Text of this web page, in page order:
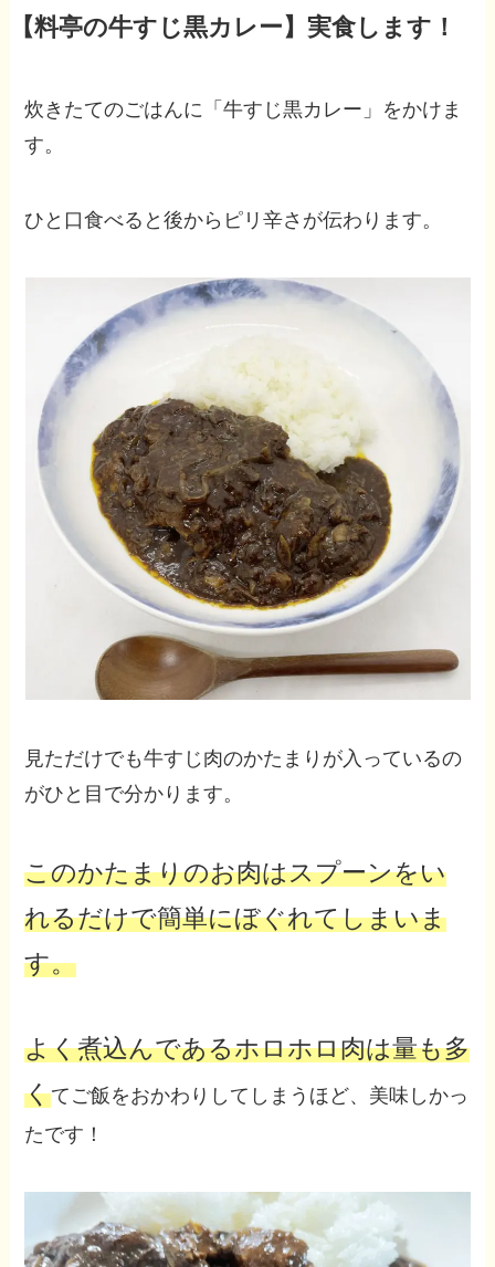
【料亭の牛すじ黒カレー】実食します！
炊きたてのごはんに「牛すじ黒カレー」をかけま
す。
ひと口食べると後からピリ辛さが伝わります。
見ただけでも牛すじ肉のかたまりが入っているの
がひと目で分かります。
このかたまりのお肉はスプーンをい
れるだけで簡単にぼぐれてしまいま
す。
よく煮込んであるホロホロ肉は量も多
くてご飯をおかわりしてしまうほど、美味しかっ
たです！